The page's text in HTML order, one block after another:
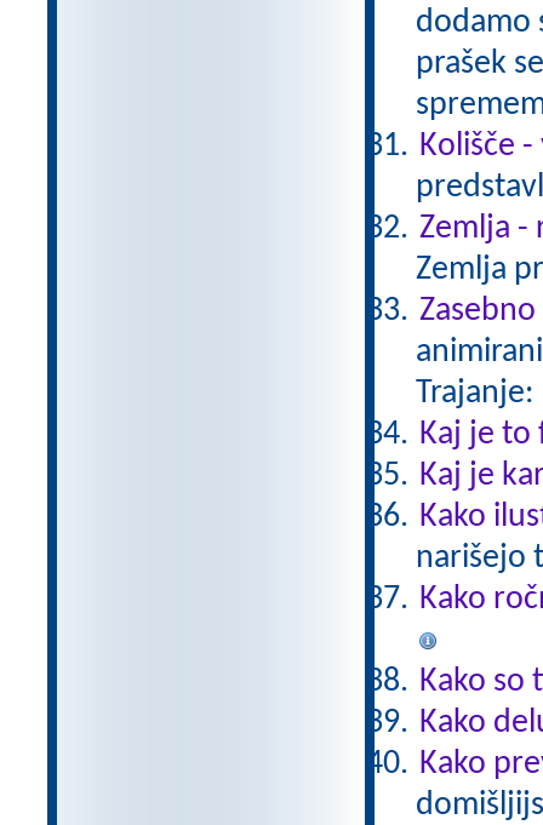
dodamo
prašek
Kolišče
Zemlja -
Zemlja
Kaj je to
Kaj je
Kako
narišejo
Kako
Kako so
Kako
Kako